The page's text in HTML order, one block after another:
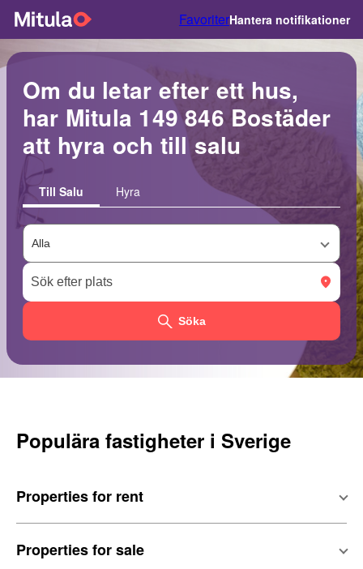
FavoriterHantera notifikationer
Om du letar efter ett hus,
har Mitula 149 846 Bostäder
att hyra och till salu
Till Salu Hyra
Söka
Populära fastigheter i Sverige
Properties for rent
Properties for sale